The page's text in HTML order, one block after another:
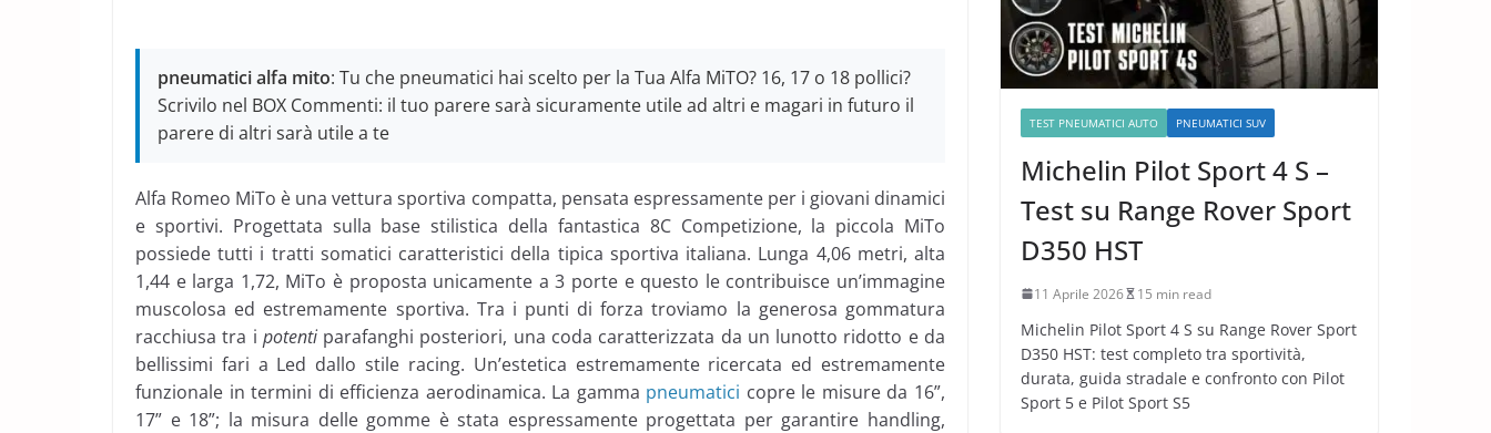
pneumatici alfa mito: Tu che pneumatici hai scelto per la Tua Alfa MiTO? 16, 17 o 18 pollici?
Scrivilo nel BOX Commenti: il tuo parere sarà sicuramente utile ad altri e magari in futuro il
parere di altri sarà utile a te
Alfa Romeo MiTo è una vettura sportiva compatta, pensata espressamente per i giovani dinamici
e sportivi. Progettata sulla base stilistica della fantastica 8C Competizione, la piccola MiTo
possiede tutti i tratti somatici caratteristici della tipica sportiva italiana. Lunga 4,06 metri, alta
1,44 e larga 1,72, MiTo è proposta unicamente a 3 porte e questo le contribuisce un’immagine
muscolosa ed estremamente sportiva. Tra i punti di forza troviamo la generosa gommatura
racchiusa tra i potentiparafanghi posteriori, una coda caratterizzata da un lunotto ridotto e da
bellissimi fari a Led dallo stile racing. Un’estetica estremamente ricercata ed estremamente
funzionale in termini di efficienza aerodinamica. La gamma pneumatici copre le misure da 16”,
17” e 18”; la misura delle gomme è stata espressamente progettata per garantire handling,
TEST PNEUMATICI AUTO PNEUMATICI SUV
Michelin Pilot Sport 4 S –
Test su Range Rover Sport
D350 HST
11 Aprile 2026 15 min read
Michelin Pilot Sport 4 S su Range Rover Sport
D350 HST: test completo tra sportività,
durata, guida stradale e confronto con Pilot
Sport 5 e Pilot Sport S5